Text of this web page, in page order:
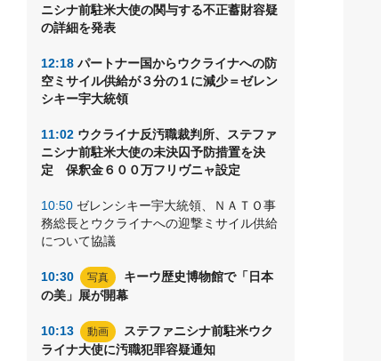
ニシナ前駐米大使の関与する不正蓄財容疑
の詳細を発表
12:18 パートナー国からウクライナへの防
空ミサイル供給が３分の１に減少＝ゼレン
シキー宇大統領
11:02 ウクライナ反汚職裁判所、ステファ
ニシナ前駐米大使の未決囚予防措置を決
定 保釈金６００万フリヴニャ設定
10:50 ゼレンシキー宇大統領、ＮＡＴＯ事
務総長とウクライナへの迎撃ミサイル供給
について協議
10:30 写真
キーウ歴史博物館で「日本
の美」展が開幕
10:13 動画
ステファニシナ前駐米ウク
ライナ大使に汚職犯罪容疑通知